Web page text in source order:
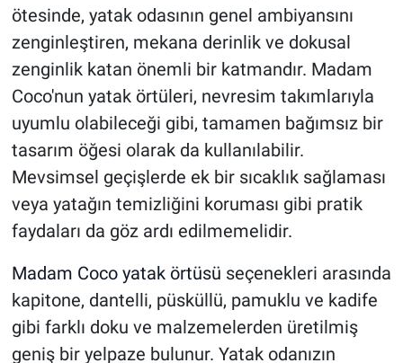
ötesinde, yatak odasının genel ambiyansını
zenginleştiren, mekana derinlik ve dokusal
zenginlik katan önemli bir katmandır. Madam
Coco'nun yatak örtüleri, nevresim takımlarıyla
uyumlu olabileceği gibi, tamamen bağımsız bir
tasarım öğesi olarak da kullanılabilir.
Mevsimsel geçişlerde ek bir sıcaklık sağlaması
veya yatağın temizliğini koruması gibi pratik
faydaları da göz ardı edilmemelidir.
Madam Coco yatak örtüsü seçenekleri arasında
kapitone, dantelli, püsküllü, pamuklu ve kadife
gibi farklı doku ve malzemelerden üretilmiş
geniş bir yelpaze bulunur. Yatak odanızın